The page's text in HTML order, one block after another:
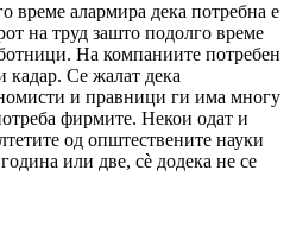
време алармира дека потребна е
на труд зашто подолго време
На компаниите потребен
кадар. Се жалат дека
и правници ги има многу
фирмите. Некои одат и
од општествените науки
или две, сѐ додека не се